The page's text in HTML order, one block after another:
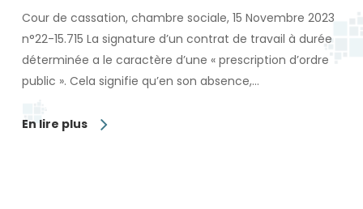
Cour de cassation, chambre sociale, 15 Novembre 2023
n°22-15.715 La signature d’un contrat de travail à durée
déterminée a le caractère d’une « prescription d’ordre
public ». Cela signifie qu’en son absence,…
En lire plus